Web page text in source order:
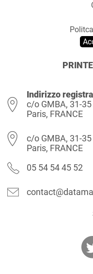
Indirizzo
c/o GMBA, 31-
Paris, FRANCE
c/o GMBA, 31-
Paris, FRANCE
05 54 54 45 52